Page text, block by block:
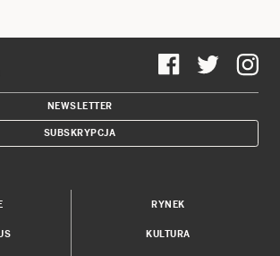
NEWSLETTER
SUBSKRYPCJA
RYNEK
KULTURA